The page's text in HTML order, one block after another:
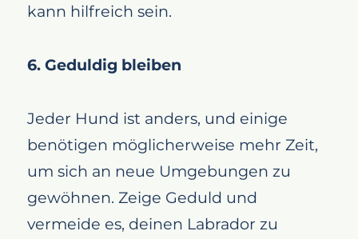
kann hilfreich sein.
6. Geduldig bleiben
Jeder Hund ist anders, und einige
benötigen möglicherweise mehr Zeit,
um sich an neue Umgebungen zu
gewöhnen. Zeige Geduld und
vermeide es, deinen Labrador zu